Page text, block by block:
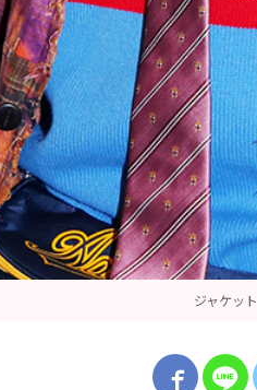
ジャケット